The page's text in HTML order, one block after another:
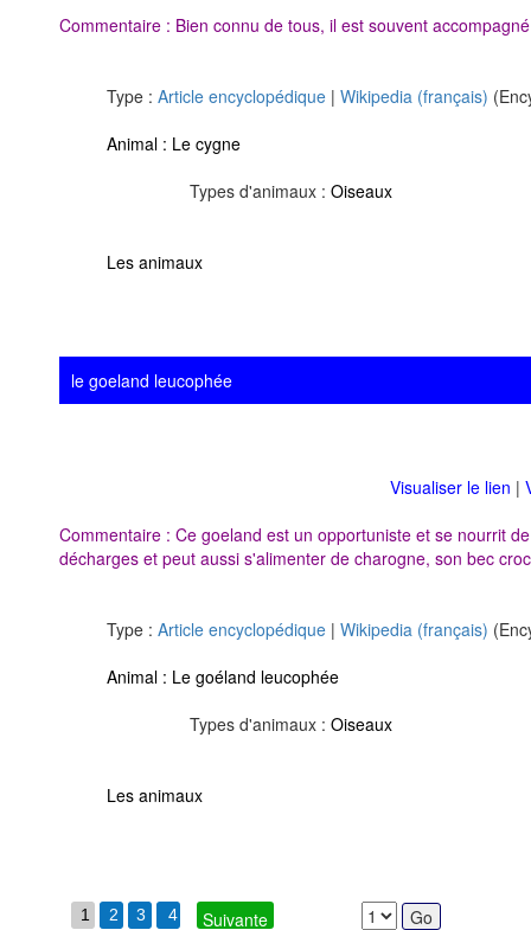
Commentaire : Bien connu de tous, il est souvent
Type : Article encyclopédique | Wikipedia (français)
Animal : Le cygne
Types d'animaux : Oiseaux
Les animaux
le goeland leucophée
Visualiser le lien |
Commentaire : Ce goeland est un opportuniste et se nourrit
décharges et peut aussi s'alimenter de charogne, son bec
Type : Article encyclopédique | Wikipedia (français)
Animal : Le goéland leucophée
Types d'animaux : Oiseaux
Les animaux
1 2 3 4 Suivante